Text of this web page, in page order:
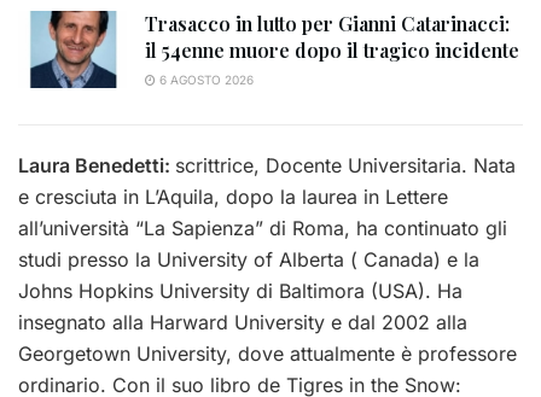
Trasacco in lutto per Gianni Catarinacci:
il 54enne muore dopo il tragico incidente
6 AGOSTO 2026
Laura Benedetti: scrittrice, Docente Universitaria. Nata
e cresciuta in L’Aquila, dopo la laurea in Lettere
all’università “La Sapienza” di Roma, ha continuato gli
studi presso la University of Alberta ( Canada) e la
Johns Hopkins University di Baltimora (USA). Ha
insegnato alla Harward University e dal 2002 alla
Georgetown University, dove attualmente è professore
ordinario. Con il suo libro de Tigres in the Snow: